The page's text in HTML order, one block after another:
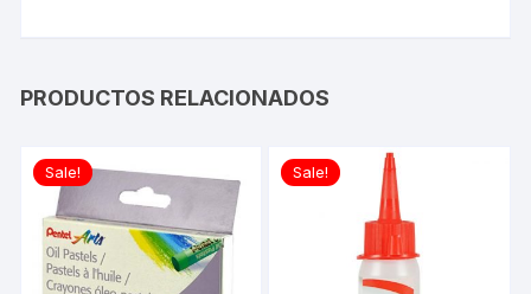
PRODUCTOS RELACIONADOS
Sale! Sale!